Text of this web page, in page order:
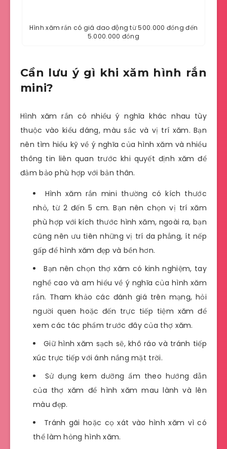
Hình xăm rắn có giá dao động từ 500.000 đồng đến
5.000.000 đồng
Cần lưu ý gì khi xăm hình rắn
mini?
Hình xăm rắn có nhiều ý nghĩa khác nhau tùy
thuộc vào kiểu dáng, màu sắc và vị trí xăm. Bạn
nên tìm hiểu kỹ về ý nghĩa của hình xăm và nhiều
thông tin liên quan trước khi quyết định xăm để
đảm bảo phù hợp với bản thân.
Hình xăm rắn mini thường có kích thước
nhỏ, từ 2 đến 5 cm. Bạn nên chọn vị trí xăm
phù hợp với kích thước hình xăm, ngoài ra, bạn
cũng nên ưu tiên những vị trí da phẳng, ít nếp
gấp để hình xăm đẹp và bền hơn.
Bạn nên chọn thợ xăm có kinh nghiệm, tay
nghề cao và am hiểu về ý nghĩa của hình xăm
rắn. Tham khảo các đánh giá trên mạng, hỏi
người quen hoặc đến trực tiếp tiệm xăm để
xem các tác phẩm trước đây của thợ xăm.
Giữ hình xăm sạch sẽ, khô ráo và tránh tiếp
xúc trực tiếp với ánh nắng mặt trời.
Sử dụng kem dưỡng ẩm theo hướng dẫn
của thợ xăm để hình xăm mau lành và lên
màu đẹp.
Tránh gãi hoặc cọ xát vào hình xăm vì có
thể làm hỏng hình xăm.